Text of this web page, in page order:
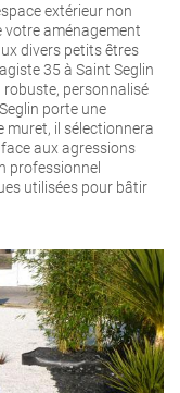
extérieur non
votre aménagement
divers petits êtres
35 à Saint Seglin
personnalisé
porte une
il sélectionnera
aux agressions
professionnel
utilisées pour bâtir